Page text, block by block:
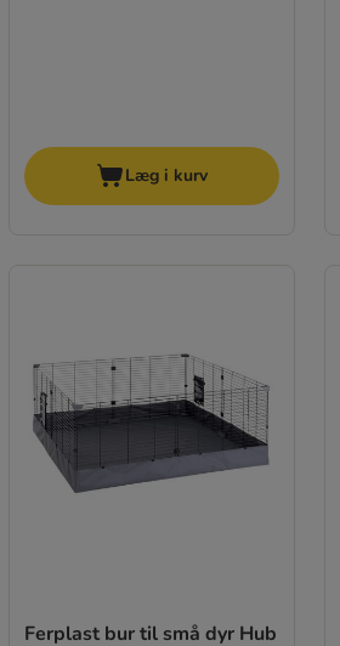
Læg i kurv
Ferplast bur til små dyr Hub